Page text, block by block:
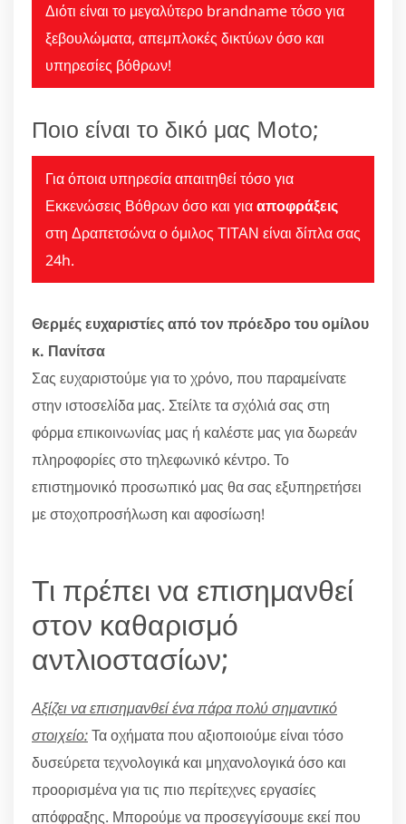
Διότι είναι το μεγαλύτερο brandname τόσο για
ξεβουλώματα, απεμπλοκές δικτύων όσο και
υπηρεσίες βόθρων!
Ποιο είναι το δικό μας Moto;
Για όποια υπηρεσία απαιτηθεί τόσο για
Εκκενώσεις Βόθρων όσο και γιααποφράξεις
στη Δραπετσώνα ο όμιλος ΤΙΤΑΝ είναι δίπλα σας
24h.
Θερμές ευχαριστίες από τον πρόεδρο του ομίλου
κ. Πανίτσα
Σας ευχαριστούμε για το χρόνο, που παραμείνατε
στην ιστοσελίδα μας. Στείλτε τα σχόλιά σας στη
φόρμα επικοινωνίας μας ή καλέστε μας για δωρεάν
πληροφορίες στο τηλεφωνικό κέντρο. Το
επιστημονικό προσωπικό μας θα σας εξυπηρετήσει
με στοχοπροσήλωση και αφοσίωση!
Τι πρέπει να επισημανθεί
στον καθαρισμό
αντλιοστασίων;
Αξίζει να επισημανθεί ένα πάρα πολύ σημαντικό
στοιχείο:Τα οχήματα που αξιοποιούμε είναι τόσο
δυσεύρετα τεχνολογικά και μηχανολογικά όσο και
προορισμένα για τις πιο περίτεχνες εργασίες
απόφραξης. Μπορούμε να προσεγγίσουμε εκεί που